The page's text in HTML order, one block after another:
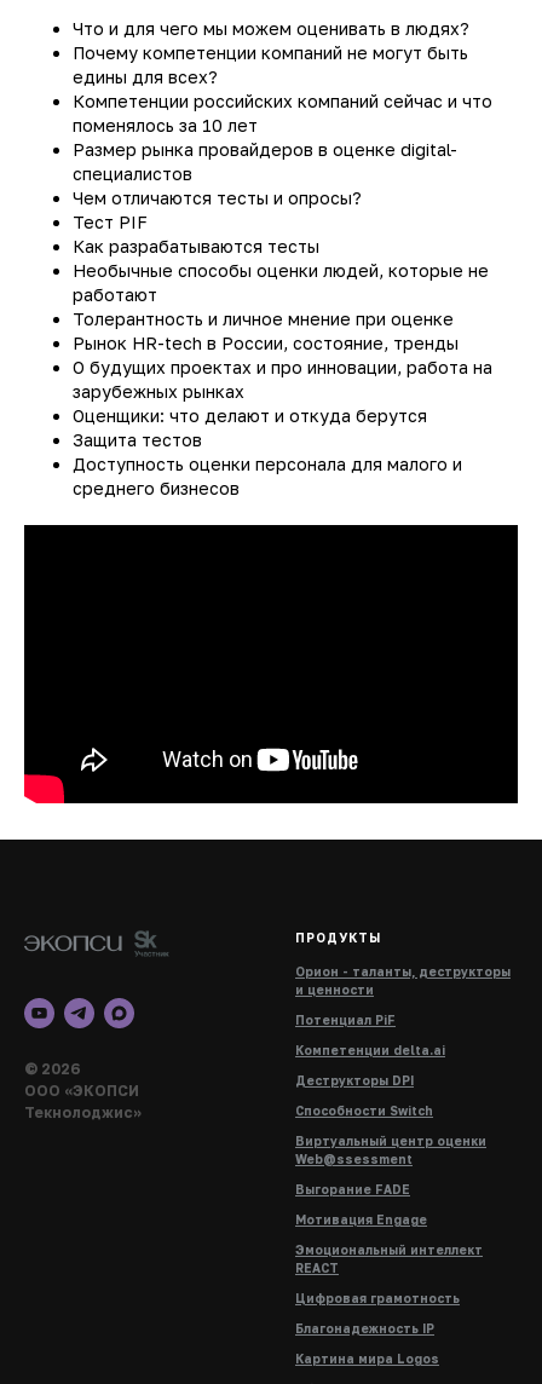
Что и для чего мы можем оценивать в людях?
Почему компетенции компаний не могут быть
едины для всех?
Компетенции российских компаний сейчас и что
поменялось за 10 лет
Размер рынка провайдеров в оценке digital-
специалистов
Чем отличаются тесты и опросы?
Тест PIF
Как разрабатываются тесты
Необычные способы оценки людей, которые не
работают
Толерантность и личное мнение при оценке
Рынок HR-tech в России, состояние, тренды
О будущих проектах и про инновации, работа на
зарубежных рынках
Оценщики: что делают и откуда берутся
Защита тестов
Доступность оценки персонала для малого и
среднего бизнесов
© 2026
ООО «ЭКОПСИ
Текнолоджис»
ПРОДУКТЫ
Орион - таланты, деструкторы
и ценности
Потенциал PiF
Компетенции delta.ai
Деструкторы DPI
Способности Switch
Виртуальный центр оценки
Web@ssessment
Выгорание FADE
Мотивация Engage
Эмоциональный интеллект
REACT
Цифровая грамотность
Благонадежность IP
Картина мира Logos